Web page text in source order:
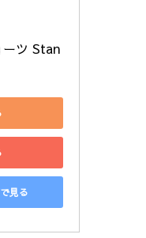
ーツ Stan
見る